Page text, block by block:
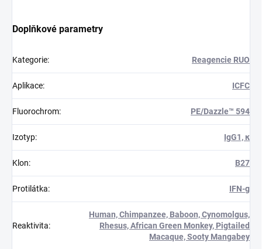
Doplňkové parametry
Kategorie: Reagencie RUO
Aplikace: ICFC
Fluorochrom: PE/Dazzle™ 594
Izotyp: IgG1, κ
Klon: B27
Protilátka: IFN-g
Reaktivita:
Human, Chimpanzee, Baboon, Cynomolgus,
Rhesus, African Green Monkey, Pigtailed
Macaque, Sooty Mangabey